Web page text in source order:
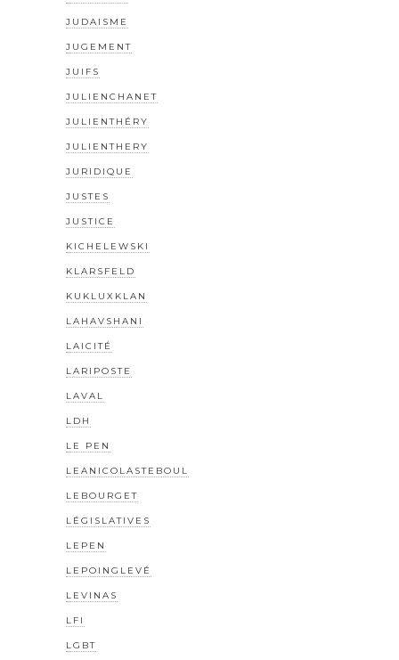
JUDAISME
JUGEMENT
JUIFS
JULIENCHANET
JULIENTHÉRY
JULIENTHERY
JURIDIQUE
JUSTES
JUSTICE
KICHELEWSKI
KLARSFELD
KUKLUXKLAN
LAHAVSHANI
LAICITÉ
LARIPOSTE
LAVAL
LDH
LE PEN
LEANICOLASTEBOUL
LEBOURGET
LÉGISLATIVES
LEPEN
LEPOINGLEVÉ
LEVINAS
LFI
LGBT